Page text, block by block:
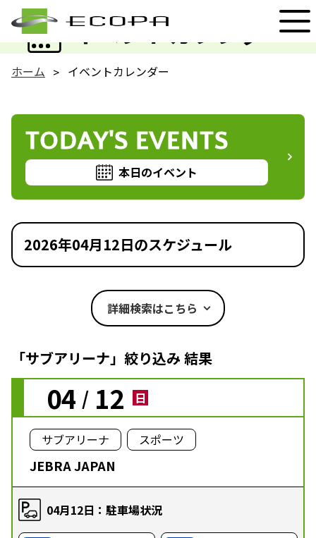
イベントカレンダー
EVENT
ホーム イベントカレンダー
TODAY'S EVENTS
本日のイベント
2026年04月12日のスケジュール
詳細検索はこちら
「サブアリーナ」絞り込み 結果
04 / 12 日
サブアリーナ スポーツ
JEBRA JAPAN
04月12日：駐車場状況